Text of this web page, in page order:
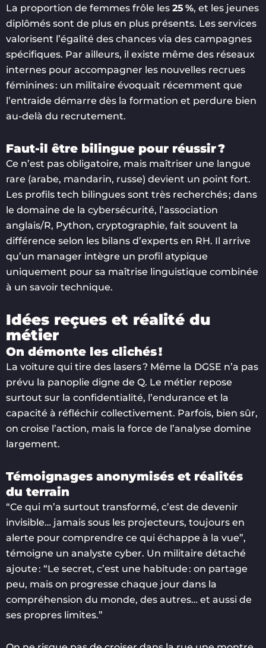
La proportion de femmes frôle les 25 %, et les jeunes
diplômés sont de plus en plus présents. Les services
valorisent l’égalité des chances via des campagnes
spécifiques. Par ailleurs, il existe même des réseaux
internes pour accompagner les nouvelles recrues
féminines : un militaire évoquait récemment que
l’entraide démarre dès la formation et perdure bien
au-delà du recrutement.
Faut-il être bilingue pour réussir ?
Ce n’est pas obligatoire, mais maîtriser une langue
rare (arabe, mandarin, russe) devient un point fort.
Les profils tech bilingues sont très recherchés ; dans
le domaine de la cybersécurité, l’association
anglais/R, Python, cryptographie, fait souvent la
différence selon les bilans d’experts en RH. Il arrive
qu’un manager intègre un profil atypique
uniquement pour sa maîtrise linguistique combinée
à un savoir technique.
Idées reçues et réalité du
métier
On démonte les clichés !
La voiture qui tire des lasers ? Même la DGSE n’a pas
prévu la panoplie digne de Q. Le métier repose
surtout sur la confidentialité, l’endurance et la
capacité à réfléchir collectivement. Parfois, bien sûr,
on croise l’action, mais la force de l’analyse domine
largement.
Témoignages anonymisés et réalités
du terrain
“Ce qui m’a surtout transformé, c’est de devenir
invisible… jamais sous les projecteurs, toujours en
alerte pour comprendre ce qui échappe à la vue”,
témoigne un analyste cyber. Un militaire détaché
ajoute : “Le secret, c’est une habitude : on partage
peu, mais on progresse chaque jour dans la
compréhension du monde, des autres… et aussi de
ses propres limites.”